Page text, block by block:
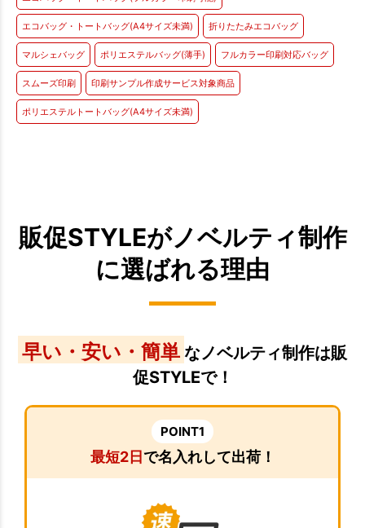
エコバッグ・トートバッグ(A4サイズ未満) 折りたたみエコバッグ
マルシェバッグ ポリエステルバッグ(薄手) フルカラー印刷対応バッグ
スムーズ印刷 印刷サンプル作成サービス対象商品
ポリエステルトートバッグ(A4サイズ未満)
販促STYLEがノベルティ制作
に選ばれる理由
早い・安い・簡単 なノベルティ制作は販
促STYLEで！
POINT1
最短2日 で名入れして出荷！